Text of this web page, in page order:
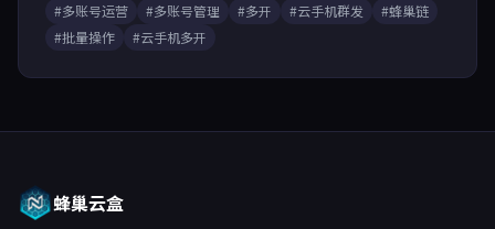
#多账号运营
#多账号管理 #多开 #云手机群发
#蜂巢链
#批量操作
#云手机多开
蜂巢云盒